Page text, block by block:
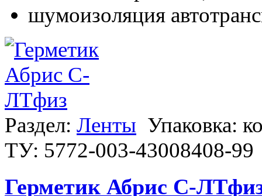
шумоизоляция
Раздел: Ленты Упаковка:
ТУ: 5772-003-43008408-99
Герметик Абрис С-